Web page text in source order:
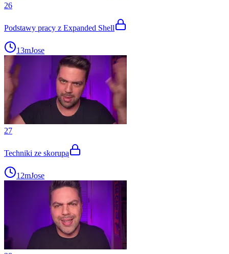
26
Podstawy pracy z Expanded Shell
13mJose
27
Techniki ze skorupą
12mJose